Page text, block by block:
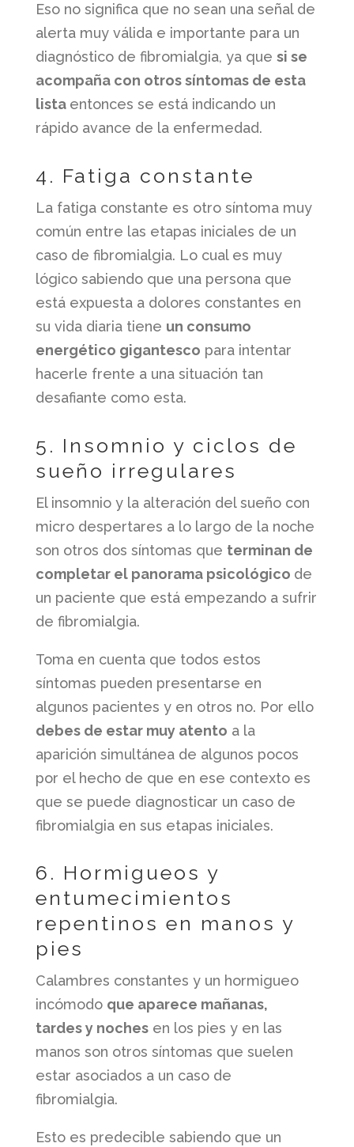
Eso no significa que no sean una señal de
alerta muy válida e importante para un
diagnóstico de fibromialgia, ya que si se
acompaña con otros síntomas de esta
lista entonces se está indicando un
rápido avance de la enfermedad.
4. Fatiga constante
La fatiga constante es otro síntoma muy
común entre las etapas iniciales de un
caso de fibromialgia. Lo cual es muy
lógico sabiendo que una persona que
está expuesta a dolores constantes en
su vida diaria tiene un consumo
energético gigantesco para intentar
hacerle frente a una situación tan
desafiante como esta.
5. Insomnio y ciclos de
sueño irregulares
El insomnio y la alteración del sueño con
micro despertares a lo largo de la noche
son otros dos síntomas que terminan de
completar el panorama psicológico de
un paciente que está empezando a sufrir
de fibromialgia.
Toma en cuenta que todos estos
síntomas pueden presentarse en
algunos pacientes y en otros no. Por ello
debes de estar muy atento a la
aparición simultánea de algunos pocos
por el hecho de que en ese contexto es
que se puede diagnosticar un caso de
fibromialgia en sus etapas iniciales.
6. Hormigueos y
entumecimientos
repentinos en manos y
pies
Calambres constantes y un hormigueo
incómodo que aparece mañanas,
tardes y nochesen los pies y en las
manos son otros síntomas que suelen
estar asociados a un caso de
fibromialgia.
Esto es predecible sabiendo que un